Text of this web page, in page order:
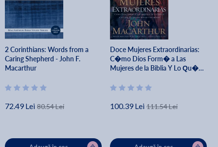
2 Corinthians: Words from a
Caring Shepherd - John F.
Macarthur
72.49 Lei 80.54 Lei
Doce Mujeres Extraordinarias:
C�mo Dios Form� a Las
Mujeres de la Biblia Y Lo Qu�
John F. Macarthur
100.39 Lei 111.54 Lei